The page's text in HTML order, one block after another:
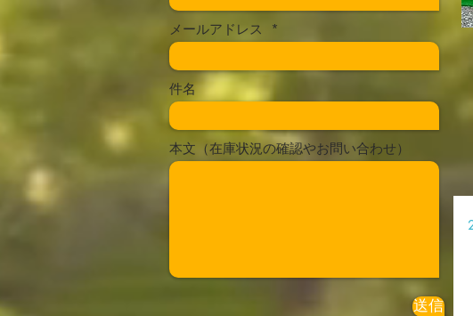
メールアドレス
件名
本文（在庫状況の確認やお問い合わせ）
送信